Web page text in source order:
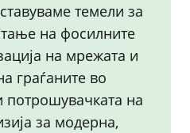
темели за
на фосилните
на мрежата и
граѓаните во
потрошувачката на
за модерна,